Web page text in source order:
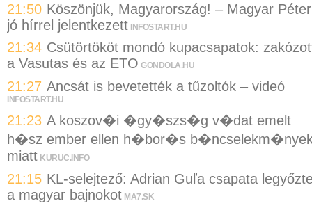
21:50 Köszönjük, Magyarország! – Magyar Péter
jó hírrel jelentkezett INFOSTART.HU
21:34 Csütörtököt mondó kupacsapatok:
a Vasutas és az ETO GONDOLA.HU
21:27 Ancsát is bevetették a tűzoltók – videó
INFOSTART.HU
21:23 A koszov�i �gy�szs�g v�dat emelt
h�sz ember ellen h�bor�s
miatt KURUC.INFO
21:15 KL-selejtező: Adrian Guľa csapata
a magyar bajnokot MA7.SK